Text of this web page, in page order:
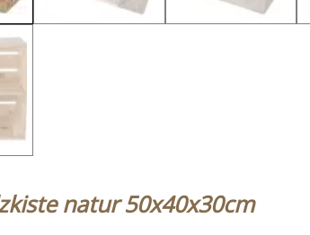
natur 50x40x30cm